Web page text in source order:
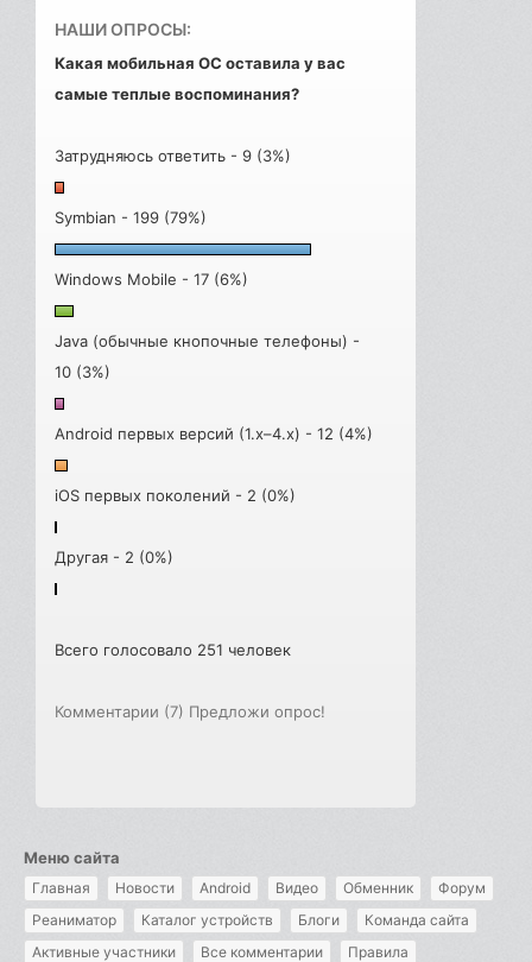
НАШИ ОПРОСЫ:
Какая мобильная ОС оставила у вас
самые теплые воспоминания?
Затрудняюсь ответить - 9 (3%)
Symbian - 199 (79%)
Windows Mobile - 17 (6%)
Java (обычные кнопочные телефоны) -
10 (3%)
Android первых версий (1.x–4.x) - 12 (4%)
iOS первых поколений - 2 (0%)
Другая - 2 (0%)
Всего голосовало 251 человек
Комментарии (7) Предложи опрос!
Меню сайта
Главная Новости Android Видео Обменник
Форум
Реаниматор
Каталог устройств Блоги
Команда сайта
Активные участники
Все комментарии Правила